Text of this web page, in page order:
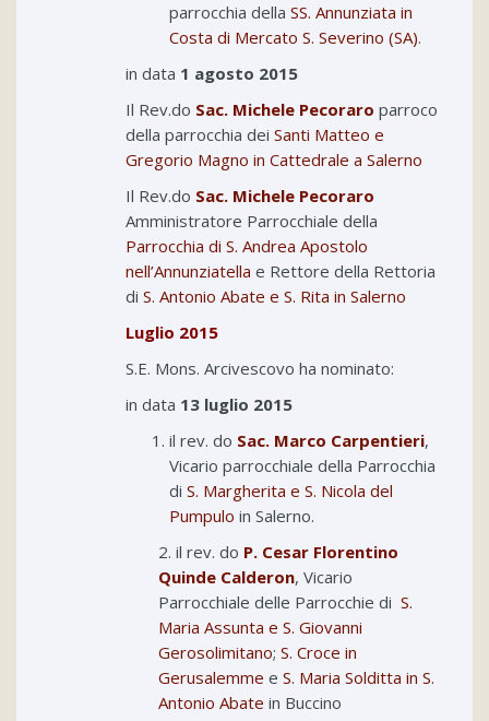
parrocchia della SS. Annunziata in
Costa di Mercato S. Severino (SA).
in data 1 agosto 2015
Il Rev.do Sac. Michele Pecoraro parroco
della parrocchia dei Santi Matteo e
Gregorio Magno in Cattedrale a Salerno
Il Rev.do Sac. Michele Pecoraro
Amministratore Parrocchiale della
Parrocchia di S. Andrea Apostolo
nell’Annunziatella e Rettore della Rettoria
di S. Antonio Abate e S. Rita in Salerno
Luglio 2015
S.E. Mons. Arcivescovo ha nominato:
in data 13 luglio 2015
il rev. do Sac. Marco Carpentieri,
Vicario parrocchiale della Parrocchia
di S. Margherita e S. Nicola del
Pumpulo in Salerno.
2. il rev. do P. Cesar Florentino
Quinde Calderon, Vicario
Parrocchiale delle Parrocchie di S.
Maria Assunta e S. Giovanni
Gerosolimitano; S. Croce in
Gerusalemme e S. Maria Solditta in S.
Antonio Abate in Buccino